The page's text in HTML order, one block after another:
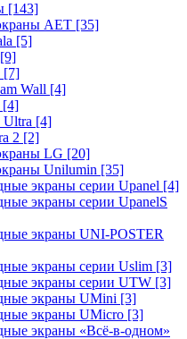
[143]
AET [35]
[5]
[9]
[7]
Wall [4]
[4]
[4]
2 [2]
LG [20]
Unilumin [35]
экраны серии Upanel [4]
экраны серии UpanelS
экраны UNI-POSTER
экраны серии Uslim [3]
экраны серии UTW [3]
экраны UMini [3]
экраны UMicro [3]
экраны «Всё-в-одном»